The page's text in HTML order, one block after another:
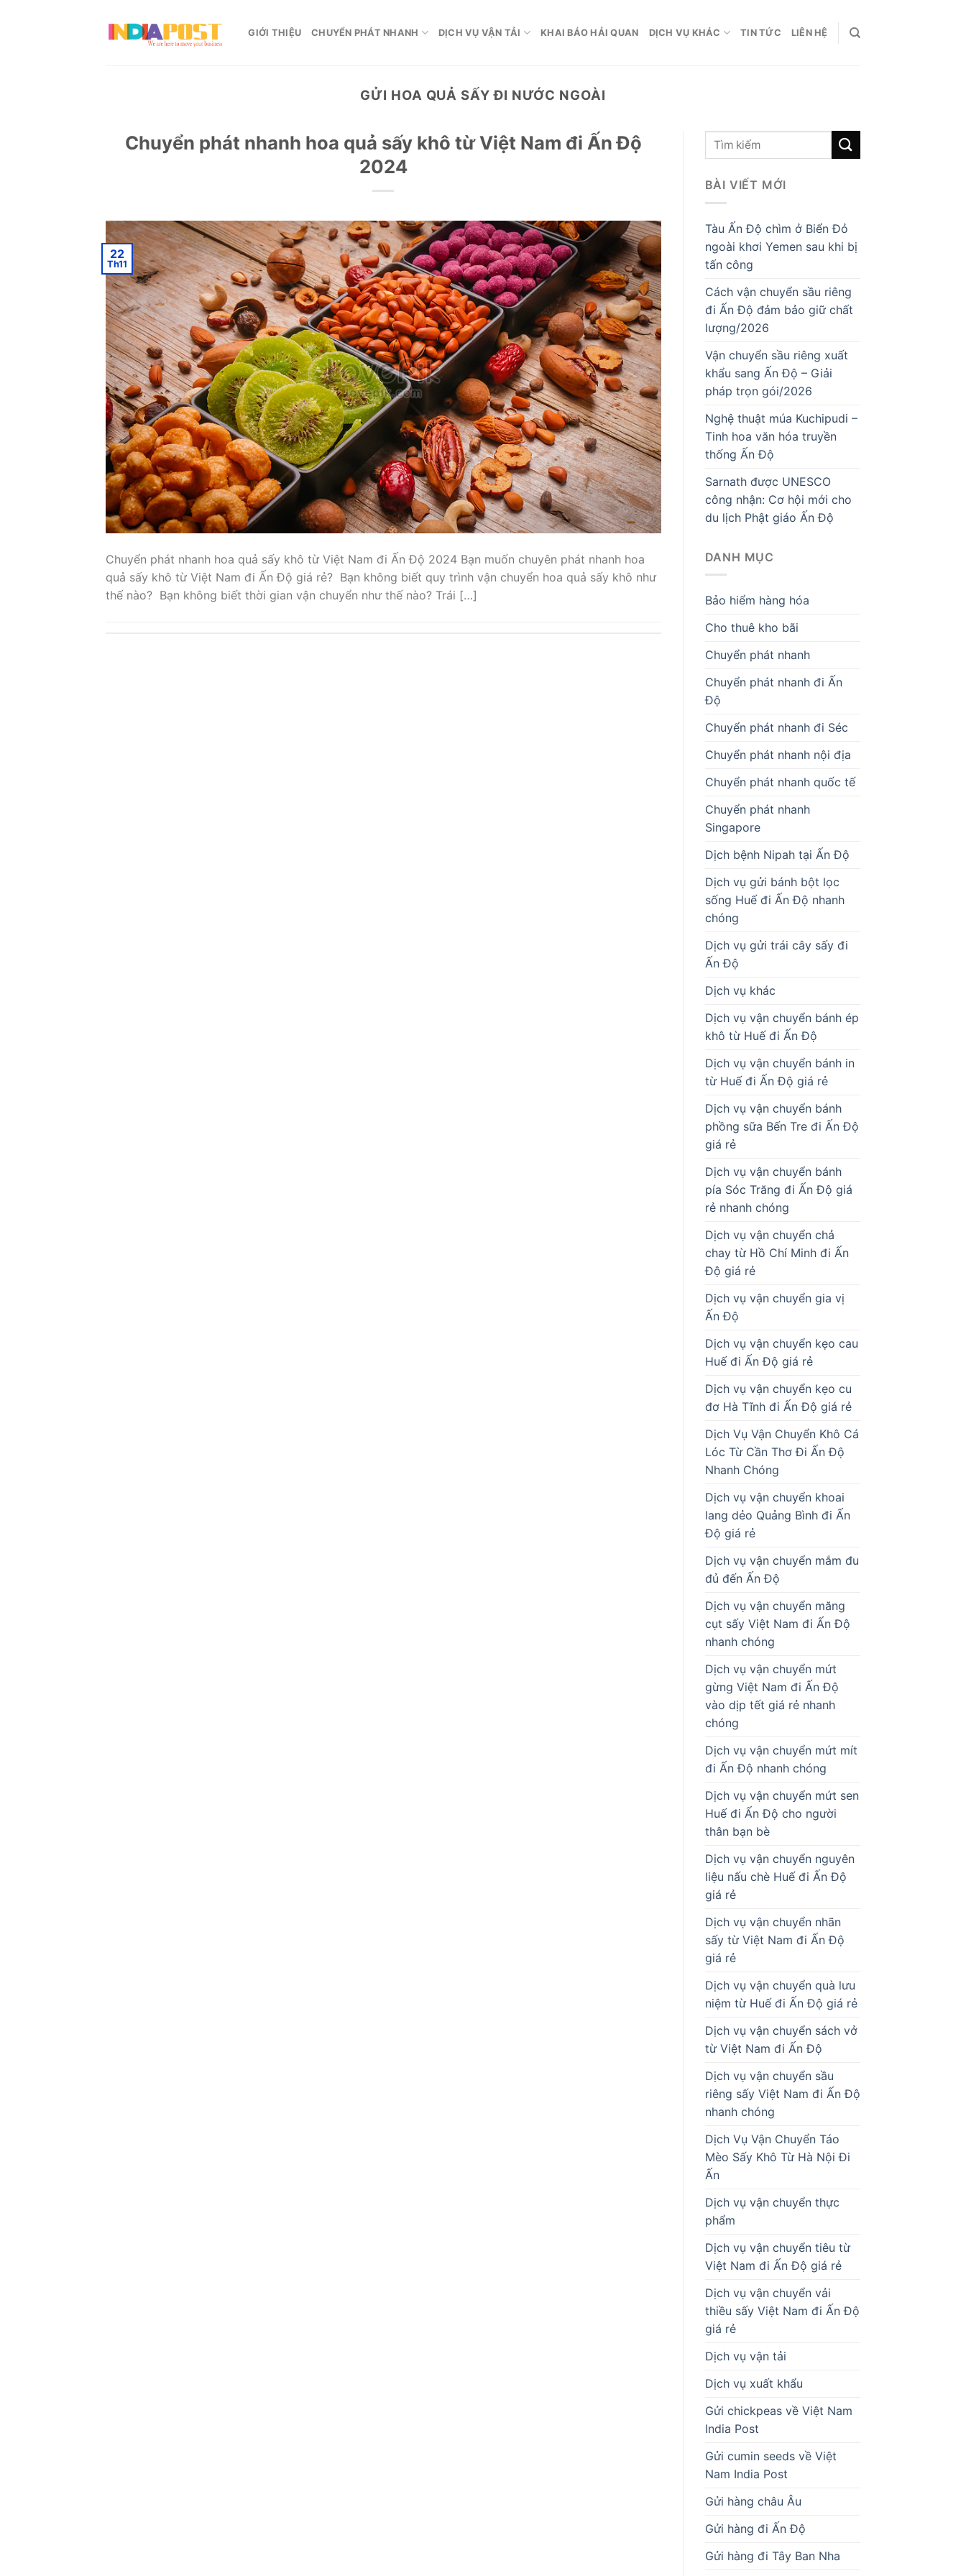
GIỚI THIỆU CHUYỂN PHÁT NHANH DỊCH VỤ VẬN TẢI KHAI BÁO HẢI QUAN DỊCH VỤ KHÁC TIN TỨC LIÊN HỆ
GỬI HOA QUẢ SẤY ĐI NƯỚC NGOÀI
Chuyển phát nhanh hoa quả sấy khô từ Việt Nam đi Ấn Độ
2024
22
Th11
Chuyển phát nhanh hoa quả sấy khô từ Việt Nam đi Ấn Độ 2024 Bạn muốn chuyên phát nhanh hoa
quả sấy khô từ Việt Nam đi Ấn Độ giá rẻ? Bạn không biết quy trình vận chuyển hoa quả sấy khô như
thế nào? Bạn không biết thời gian vận chuyển như thế nào? Trái […]
BÀI VIẾT MỚI
Tàu Ấn Độ chìm ở Biển Đỏ
ngoài khơi Yemen sau khi bị
tấn công
Cách vận chuyển sầu riêng
đi Ấn Độ đảm bảo giữ chất
lượng/2026
Vận chuyển sầu riêng xuất
khẩu sang Ấn Độ – Giải
pháp trọn gói/2026
Nghệ thuật múa Kuchipudi –
Tinh hoa văn hóa truyền
thống Ấn Độ
Sarnath được UNESCO
công nhận: Cơ hội mới cho
du lịch Phật giáo Ấn Độ
DANH MỤC
Bảo hiểm hàng hóa
Cho thuê kho bãi
Chuyển phát nhanh
Chuyển phát nhanh đi Ấn
Độ
Chuyển phát nhanh đi Séc
Chuyển phát nhanh nội địa
Chuyển phát nhanh quốc tế
Chuyển phát nhanh
Singapore
Dịch bệnh Nipah tại Ấn Độ
Dịch vụ gửi bánh bột lọc
sống Huế đi Ấn Độ nhanh
chóng
Dịch vụ gửi trái cây sấy đi
Ấn Độ
Dịch vụ khác
Dịch vụ vận chuyển bánh ép
khô từ Huế đi Ấn Độ
Dịch vụ vận chuyển bánh in
từ Huế đi Ấn Độ giá rẻ
Dịch vụ vận chuyển bánh
phồng sữa Bến Tre đi Ấn Độ
giá rẻ
Dịch vụ vận chuyển bánh
pía Sóc Trăng đi Ấn Độ giá
rẻ nhanh chóng
Dịch vụ vận chuyển chả
chay từ Hồ Chí Minh đi Ấn
Độ giá rẻ
Dịch vụ vận chuyển gia vị
Ấn Độ
Dịch vụ vận chuyển kẹo cau
Huế đi Ấn Độ giá rẻ
Dịch vụ vận chuyển kẹo cu
đơ Hà Tĩnh đi Ấn Độ giá rẻ
Dịch Vụ Vận Chuyển Khô Cá
Lóc Từ Cần Thơ Đi Ấn Độ
Nhanh Chóng
Dịch vụ vận chuyển khoai
lang dẻo Quảng Bình đi Ấn
Độ giá rẻ
Dịch vụ vận chuyển mắm đu
đủ đến Ấn Độ
Dịch vụ vận chuyển măng
cụt sấy Việt Nam đi Ấn Độ
nhanh chóng
Dịch vụ vận chuyển mứt
gừng Việt Nam đi Ấn Độ
vào dịp tết giá rẻ nhanh
chóng
Dịch vụ vận chuyển mứt mít
đi Ấn Độ nhanh chóng
Dịch vụ vận chuyển mứt sen
Huế đi Ấn Độ cho người
thân bạn bè
Dịch vụ vận chuyển nguyên
liệu nấu chè Huế đi Ấn Độ
giá rẻ
Dịch vụ vận chuyển nhãn
sấy từ Việt Nam đi Ấn Độ
giá rẻ
Dịch vụ vận chuyển quà lưu
niệm từ Huế đi Ấn Độ giá rẻ
Dịch vụ vận chuyển sách vở
từ Việt Nam đi Ấn Độ
Dịch vụ vận chuyển sầu
riêng sấy Việt Nam đi Ấn Độ
nhanh chóng
Dịch Vụ Vận Chuyển Táo
Mèo Sấy Khô Từ Hà Nội Đi
Ấn
Dịch vụ vận chuyển thực
phẩm
Dịch vụ vận chuyển tiêu từ
Việt Nam đi Ấn Độ giá rẻ
Dịch vụ vận chuyển vải
thiều sấy Việt Nam đi Ấn Độ
giá rẻ
Dịch vụ vận tải
Dịch vụ xuất khẩu
Gửi chickpeas về Việt Nam
India Post
Gửi cumin seeds về Việt
Nam India Post
Gửi hàng châu Âu
Gửi hàng đi Ấn Độ
Gửi hàng đi Tây Ban Nha